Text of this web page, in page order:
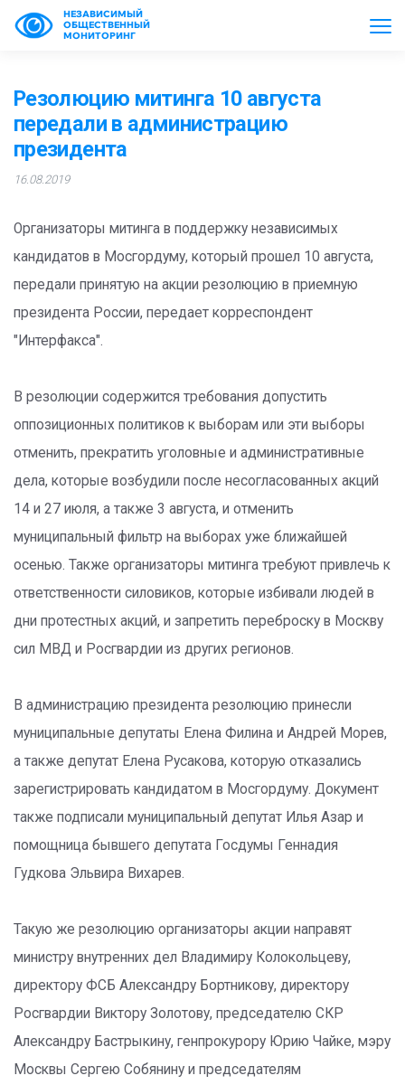
НЕЗАВИСИМЫЙ
ОБЩЕСТВЕННЫЙ
МОНИТОРИНГ
Резолюцию митинга 10 августа
передали в администрацию
президента
16.08.2019
Организаторы митинга в поддержку независимых
кандидатов в Мосгордуму, который прошел 10 августа,
передали принятую на акции резолюцию в приемную
президента России, передает корреспондент
"Интерфакса".
В резолюции содержится требования допустить
оппозиционных политиков к выборам или эти выборы
отменить, прекратить уголовные и административные
дела, которые возбудили после несогласованных акций
14 и 27 июля, а также 3 августа, и отменить
муниципальный фильтр на выборах уже ближайшей
осенью. Также организаторы митинга требуют привлечь к
ответственности силовиков, которые избивали людей в
дни протестных акций, и запретить переброску в Москву
сил МВД и Росгвардии из других регионов.
В администрацию президента резолюцию принесли
муниципальные депутаты Елена Филина и Андрей Морев,
а также депутат Елена Русакова, которую отказались
зарегистрировать кандидатом в Мосгордуму. Документ
также подписали муниципальный депутат Илья Азар и
помощница бывшего депутата Госдумы Геннадия
Гудкова Эльвира Вихарев.
Такую же резолюцию организаторы акции направят
министру внутренних дел Владимиру Колокольцеву,
директору ФСБ Александру Бортникову, директору
Росгвардии Виктору Золотову, председателю СКР
Александру Бастрыкину, генпрокурору Юрию Чайке, мэру
Москвы Сергею Собянину и председателям